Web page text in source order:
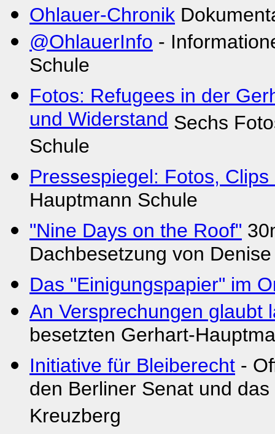
Ohlauer-Chronik
@OhlauerInfo -
Schule
Fotos: Refugees in der
und Widerstand Sechs
Schule
Pressespiegel: Fotos,
Hauptmann Schule
"Nine Days on the Roof"
Dachbesetzung von
Das "Einigungspapier" im
An Versprechungen glaubt
besetzten Gerhart-
Initiative für Bleiberecht -
den Berliner Senat und
Kreuzberg